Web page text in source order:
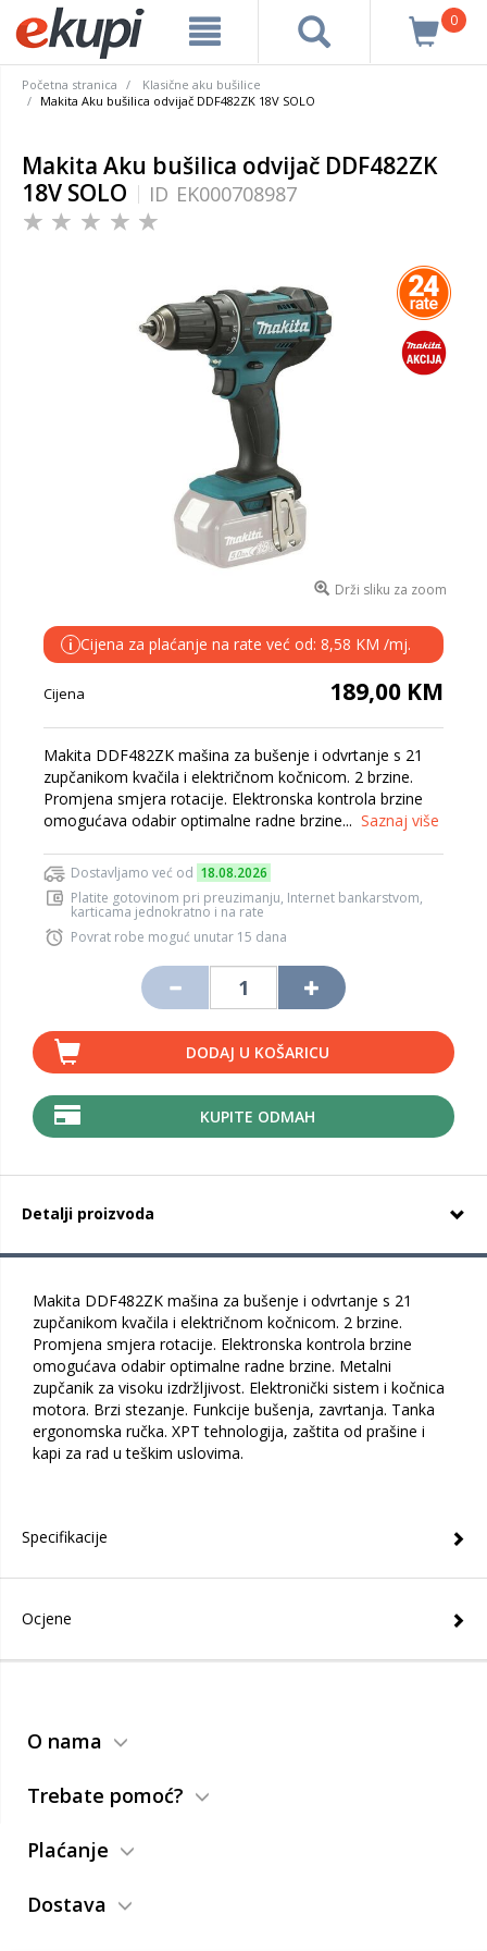
0
Početna stranica
Klasične aku bušilice
Makita Aku bušilica odvijač DDF482ZK 18V SOLO
Makita Aku bušilica odvijač DDF482ZK
18V SOLO
ID EK000708987
Drži sliku za zoom
i Cijena za plaćanje na rate već od: 8,58 KM /mj.
Cijena 189,00 KM
Makita DDF482ZK mašina za bušenje i odvrtanje s 21
zupčanikom kvačila i električnom kočnicom. 2 brzine.
Promjena smjera rotacije. Elektronska kontrola brzine
omogućava odabir optimalne radne brzine... Saznaj više
Dostavljamo već od 18.08.2026
Platite gotovinom pri preuzimanju, Internet bankarstvom,
karticama jednokratno i na rate
Povrat robe moguć unutar 15 dana
DODAJ U KOŠARICU
KUPITE ODMAH
Detalji proizvoda
Makita DDF482ZK mašina za bušenje i odvrtanje s 21
zupčanikom kvačila i električnom kočnicom. 2 brzine.
Promjena smjera rotacije. Elektronska kontrola brzine
omogućava odabir optimalne radne brzine. Metalni
zupčanik za visoku izdržljivost. Elektronički sistem i kočnica
motora. Brzi stezanje. Funkcije bušenja, zavrtanja. Tanka
ergonomska ručka. XPT tehnologija, zaštita od prašine i
kapi za rad u teškim uslovima.
Specifikacije
Ocjene
O nama
Trebate pomoć?
Plaćanje
Dostava